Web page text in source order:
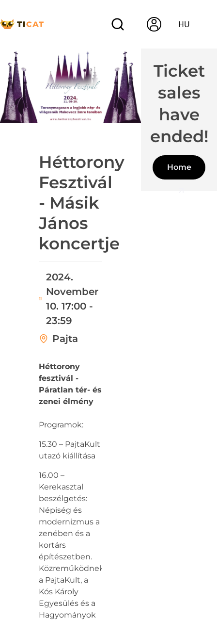
HU
Héttorony
Fesztivál
- Másik
János
koncertje
2024.
November
10. 17:00 -
23:59
Pajta
Ticket
sales
have
ended!
Home
Héttorony
fesztivál -
Páratlan tér- és
zenei élmény
Programok:
15.30 – PajtaKult
utazó kiállítása
16.00 –
Kerekasztal
beszélgetés:
Népiség és
modernizmus a
zenében és a
kortárs
építészetben.
Közreműködnek
a PajtaKult, a
Kós Károly
Egyesülés és a
Hagyományok